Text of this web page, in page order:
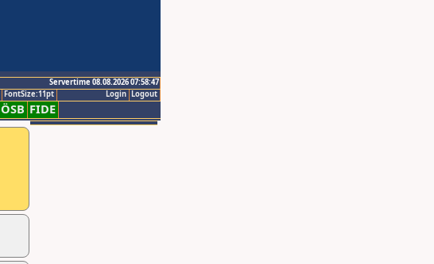
Servertime 08.08.2026 07:58:47
Logout
Login
FontSize:11pt
ÖSB FIDE